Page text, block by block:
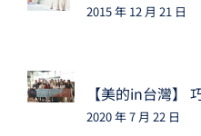
2015 年 12 月 21 日
【美的in台灣】
2020 年 7 月 22 日